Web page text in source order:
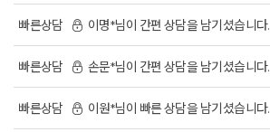
빠른상담 이명*님이 간편 상담을 남기셨습니다.
빠른상담 손문*님이 간편 상담을 남기셨습니다.
빠른상담 이원*님이 빠른 상담을 남기셨습니다.